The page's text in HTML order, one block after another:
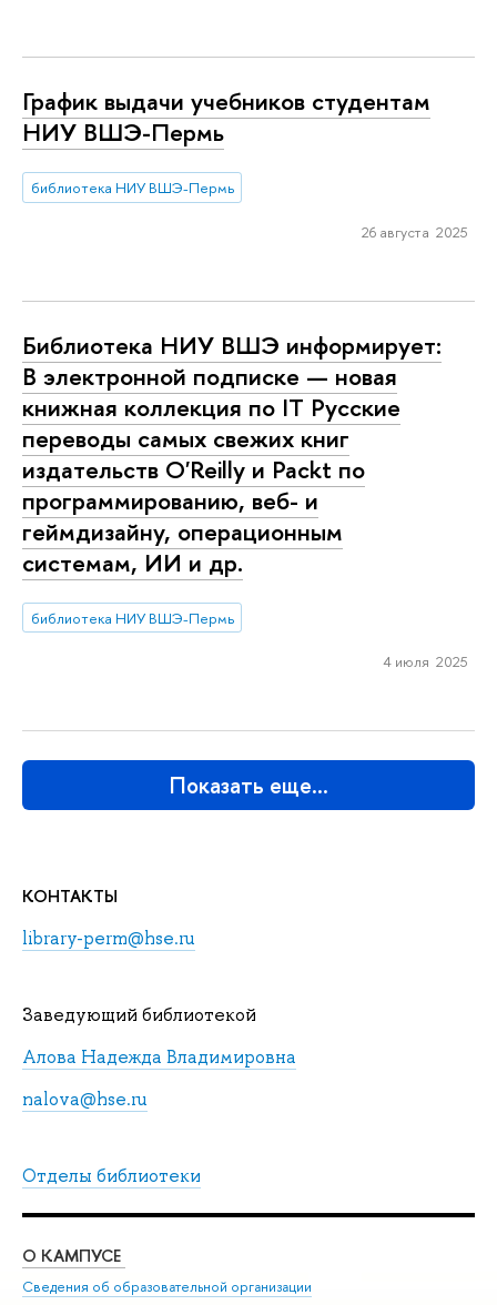
КОНТАКТЫ
library-perm@hse.ru
Заведующий библиотекой
Алова Надежда Владимировна
nalova@hse.ru
Отделы библиотеки
График выдачи учебников студентам
НИУ ВШЭ-Пермь
библиотека НИУ ВШЭ-Пермь
26 августа 2025
Библиотека НИУ ВШЭ информирует:
В электронной подписке — новая
книжная коллекция по IT Русские
переводы самых свежих книг
издательств O'Reilly и Packt по
программированию, веб- и
геймдизайну, операционным
системам, ИИ и др.
библиотека НИУ ВШЭ-Пермь
4 июля 2025
Показать еще…
О КАМПУСЕ
Сведения об образовательной организации